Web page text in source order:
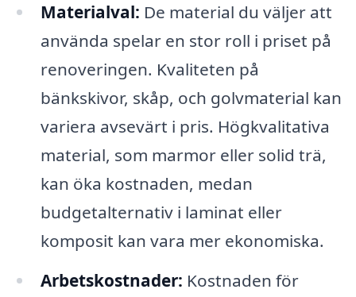
Materialval: De material du väljer att
använda spelar en stor roll i priset på
renoveringen. Kvaliteten på
bänkskivor, skåp, och golvmaterial kan
variera avsevärt i pris. Högkvalitativa
material, som marmor eller solid trä,
kan öka kostnaden, medan
budgetalternativ i laminat eller
komposit kan vara mer ekonomiska.
Arbetskostnader: Kostnaden för